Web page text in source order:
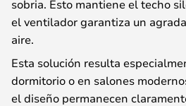
sobria. Esto mantiene el techo
el ventilador garantiza un
aire.
Esta solución resulta
dormitorio o en salones
el diseño permanecen